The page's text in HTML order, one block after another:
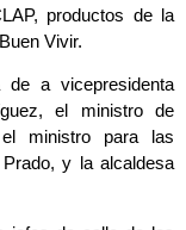
productos de la
Vivir.
a vicepresidenta
el ministro de
ministro para las
y la alcaldesa